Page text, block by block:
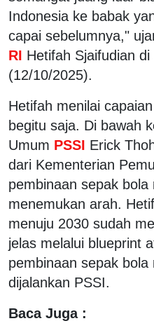
Indonesia ke babak
capai sebelumnya,"
RI Hetifah Sjaifudian
(12/10/2025).
Hetifah menilai
begitu saja. Di bawah
Umum PSSI Erick
dari Kementerian
pembinaan sepak bola
menemukan arah.
menuju 2030 sudah
jelas melalui blueprint
pembinaan sepak
dijalankan PSSI.
Baca Juga :